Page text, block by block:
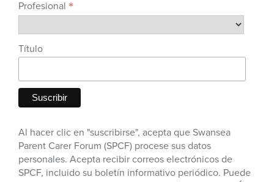
Profesional *
Título
Al hacer clic en "suscribirse", acepta que Swansea
Parent Carer Forum (SPCF) procese sus datos
personales. Acepta recibir correos electrónicos de
SPCF, incluido su boletín informativo periódico. Puede